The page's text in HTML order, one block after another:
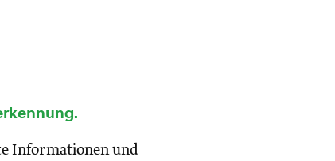
Informationen und